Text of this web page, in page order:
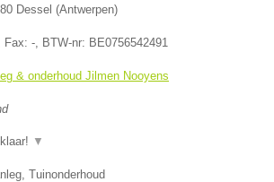
Dessel (Antwerpen)
, Fax: - , BTW-nr: BE0756542491
& onderhoud Jilmen Nooyens
▼
Tuinonderhoud